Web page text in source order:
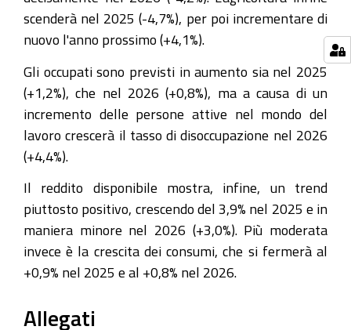
scenderà nel 2025 (-4,7%), per poi incrementare di
nuovo l'anno prossimo (+4,1%).
Gli occupati sono previsti in aumento sia nel 2025
(+1,2%), che nel 2026 (+0,8%), ma a causa di un
incremento delle persone attive nel mondo del
lavoro crescerà il tasso di disoccupazione nel 2026
(+4,4%).
Il reddito disponibile mostra, infine, un trend
piuttosto positivo, crescendo del 3,9% nel 2025 e in
maniera minore nel 2026 (+3,0%). Più moderata
invece è la crescita dei consumi, che si fermerà al
+0,9% nel 2025 e al +0,8% nel 2026.
Allegati